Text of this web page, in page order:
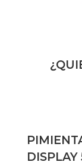
DISPLAY